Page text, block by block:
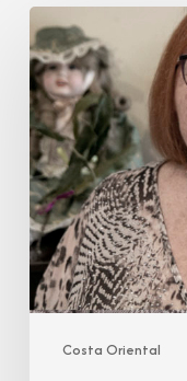
Costa Oriental
Carmen
Castillo
Salomón